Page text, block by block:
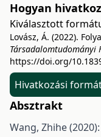
Hogyan
Kiválasztott
Lovász, Á. (2022).
Társadalomtudományi
https://doi.org/
Hivatkozási
Absztrakt
Wang, Zhihe (2020):